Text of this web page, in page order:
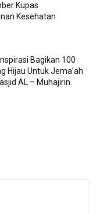
Kupas
Kesehatan
Bagikan 100
Hijau Untuk Jema’ah
AL – Muhajirin.